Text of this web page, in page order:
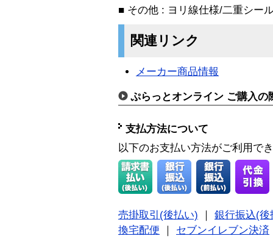
■ その他 : ヨリ線仕様/二重シー
関連リンク
メーカー商品情報
ぷらっとオンライン ご購入の
支払方法について
以下のお支払い方法がご利用で
売掛取引(後払い)
銀行振込(後
換宅配便
セブンイレブン決済